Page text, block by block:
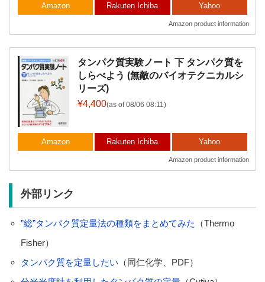
Amazon Rakuten Ichiba Yahoo
Amazon product information
タンパク質実験ノート 下 タンパク質を
しらべよう (無敵のバイオテクニカルシ
リーズ)
¥4,400(as of 08/06 08:11)
Amazon Rakuten Ichiba Yahoo
Amazon product information
外部リンク
”総”タンパク質定量法の種類をまとめてみた （Thermo
Fisher）
タンパク質を定量したい （同仁化学、PDF）